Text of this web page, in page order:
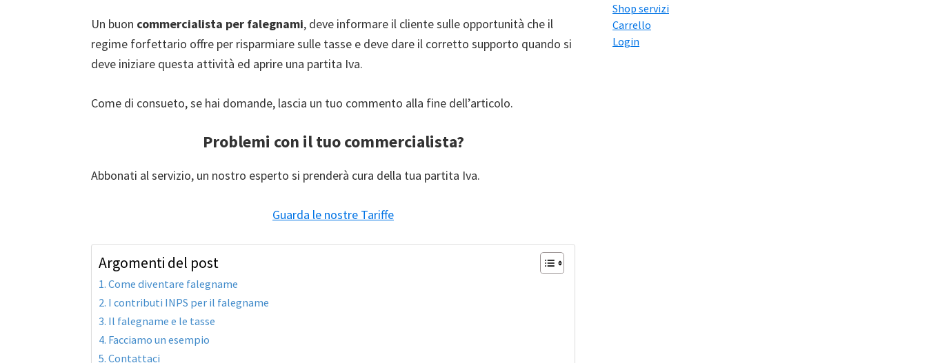
Un buon commercialista per falegnami, deve informare il cliente sulle opportunità che il
regime forfettario offre per risparmiare sulle tasse e deve dare il corretto supporto quando si
deve iniziare questa attività ed aprire una partita Iva.
Come di consueto, se hai domande, lascia un tuo commento alla fine dell’articolo.
Problemi con il tuo commercialista?
Abbonati al servizio, un nostro esperto si prenderà cura della tua partita Iva.
Guarda le nostre Tariffe
Argomenti del post
Come diventare falegname
I contributi INPS per il falegname
Il falegname e le tasse
Facciamo un esempio
Contattaci
Shop servizi
Carrello
Login